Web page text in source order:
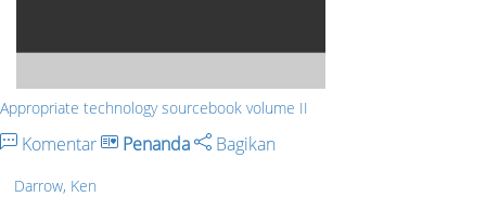
Appropriate technology sourcebook volume II
Komentar Penanda Bagikan
Darrow, Ken